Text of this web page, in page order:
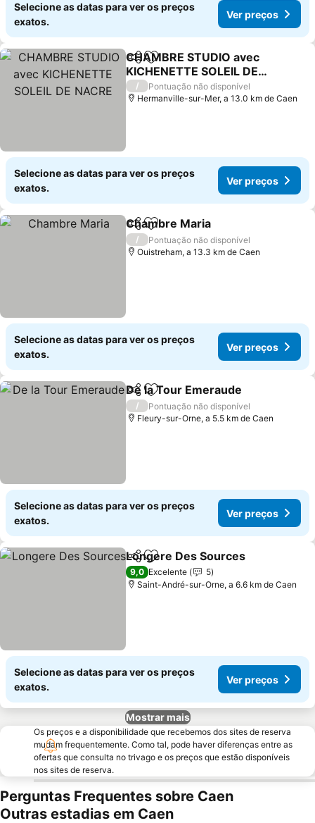
Selecione as datas para ver os preços
exatos.
Ver preços
PartilharAdicionar aos favoritos
CHAMBRE STUDIO avec
KICHENETTE SOLEIL DE
NACRE
/
Pontuação não disponível
Hermanville-sur-Mer, a 13.0 km de Caen
Selecione as datas para ver os preços
exatos.
Ver preços
PartilharAdicionar aos favoritos
Chambre Maria
/
Pontuação não disponível
Ouistreham, a 13.3 km de Caen
Selecione as datas para ver os preços
exatos.
Ver preços
PartilharAdicionar aos favoritos
De la Tour Emeraude
/
Pontuação não disponível
Fleury-sur-Orne, a 5.5 km de Caen
Selecione as datas para ver os preços
exatos.
Ver preços
PartilharAdicionar aos favoritos
Longere Des Sources
9,0 Excelente
5
Saint-André-sur-Orne, a 6.6 km de Caen
Selecione as datas para ver os preços
exatos.
Ver preços
Mostrar mais
Os preços e a disponibilidade que recebemos dos sites de reserva
mudam frequentemente. Como tal, pode haver diferenças entre as
ofertas que consulta no trivago e os preços que estão disponíveis
nos sites de reserva.
Perguntas Frequentes sobre Caen
Outras estadias em Caen